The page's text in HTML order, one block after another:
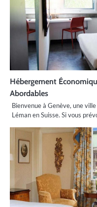
Hébergement
Abordables
Bienvenue à Genève, une
Léman en Suisse. Si vous